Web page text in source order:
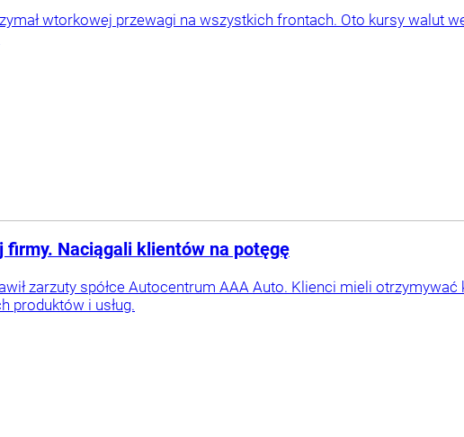
wtorkowej przewagi na wszystkich frontach. Oto kursy walut
firmy. Naciągali klientów na potęgę
zarzuty spółce Autocentrum AAA Auto. Klienci mieli
produktów i usług.